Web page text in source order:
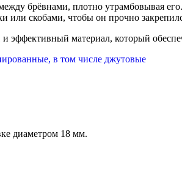
брёвнами, плотно утрамбовывая его.
или скобами, чтобы он прочно
материал, который
в том числе джутовые
диаметром 18 мм.